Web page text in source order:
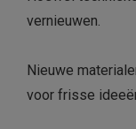
vernieuwen.
Nieuwe
voor frisse